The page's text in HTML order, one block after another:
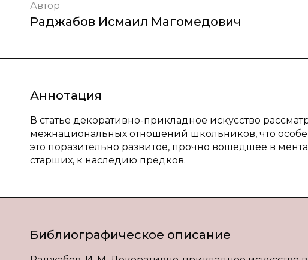
Автор
Раджабов Исмаил Магомедович
Аннотация
В статье декоративно-прикладное искусство
межнациональных отношений школьников, что
это поразительно развитое, прочно вошедшее в
старших, к наследию предков.
Библиографическое описание